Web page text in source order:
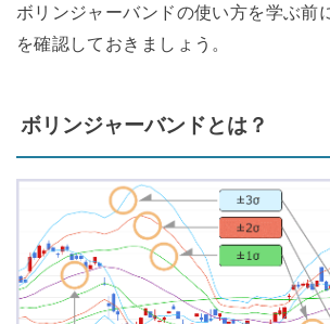
ボリンジャーバンドの使い方を学ぶ前
を確認しておきましょう。
ボリンジャーバンドとは？